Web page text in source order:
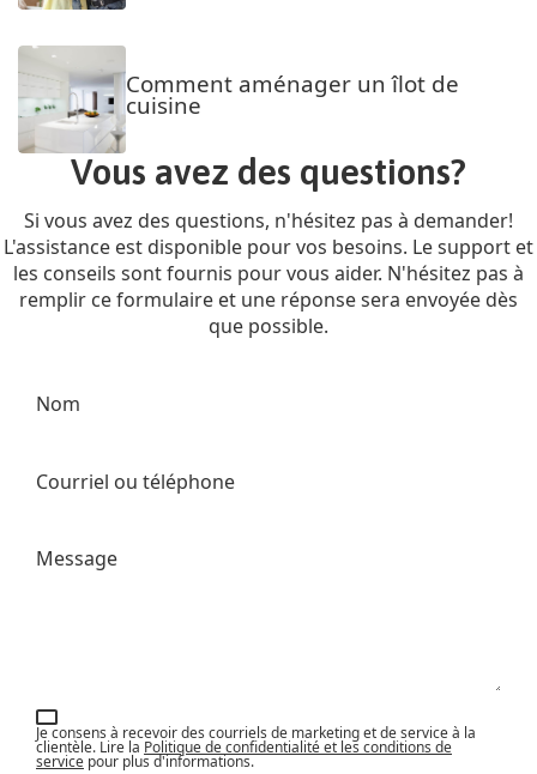
Comment aménager un îlot de
cuisine
Vous avez des questions?
Si vous avez des questions, n'hésitez pas à demander!
L'assistance est disponible pour vos besoins. Le support et
les conseils sont fournis pour vous aider. N'hésitez pas à
remplir ce formulaire et une réponse sera envoyée dès
que possible.
Nom
Courriel ou téléphone
Message
Je consens à recevoir des courriels de marketing et de service à la
clientèle. Lire la Politique de confidentialité et les conditions de
service pour plus d'informations.